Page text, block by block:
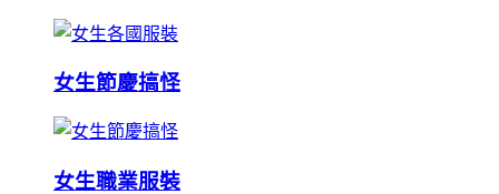
女生節慶搞怪
女生職業服裝